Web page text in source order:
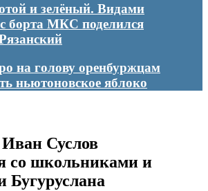
и зелёный. Видами
борта МКС поделился
на голову оренбуржцам
ньютоновское яблоко
Суслов
со школьниками и
Бугуруслана